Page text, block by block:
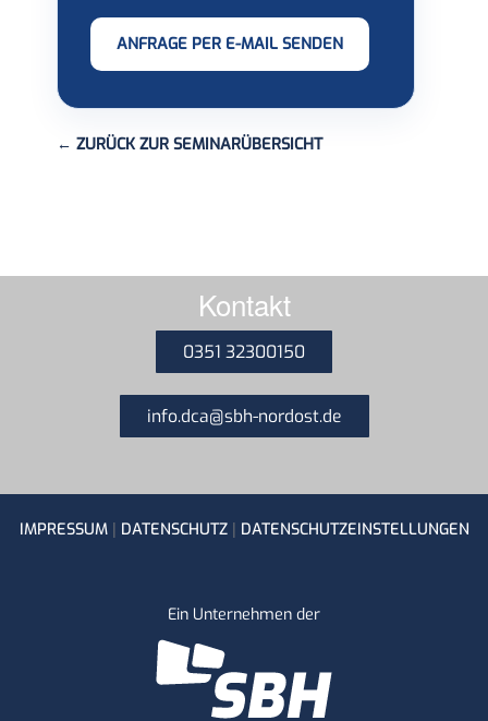
ANFRAGE PER E-MAIL SENDEN
← ZURÜCK ZUR SEMINARÜBERSICHT
Kontakt
0351 32300150
info.dca@sbh-nordost.de
IMPRESSUM| DATENSCHUTZ| DATENSCHUTZEINSTELLUNGEN
Ein Unternehmen der